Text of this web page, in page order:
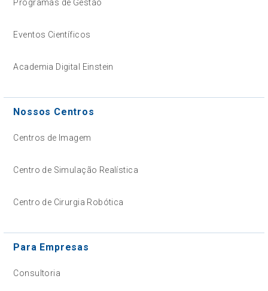
Programas de Gestão
Eventos Científicos
Academia Digital Einstein
Nossos Centros
Centros de Imagem
Centro de Simulação Realística
Centro de Cirurgia Robótica
Para Empresas
Consultoria